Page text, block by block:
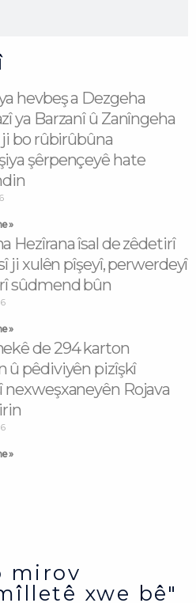
hevbeş a Dezgeha
ya Barzanî û Zanîngeha
ji bo rûbirûbûna
şêrpençeyê hate
»
Hezîrana îsal de zêdetirî
ji xulên pîşeyî, perwerdeyî
sûdmend bûn
»
de 294 karton
û pêdiviyên pizîşkî
nexweşxaneyên Rojava
»
mirov
xwe bê"